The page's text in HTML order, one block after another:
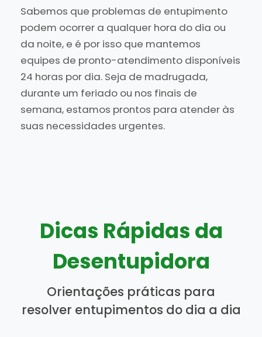
Sabemos que problemas de entupimento
podem ocorrer a qualquer hora do dia ou
da noite, e é por isso que mantemos
equipes de pronto-atendimento disponíveis
24 horas por dia. Seja de madrugada,
durante um feriado ou nos finais de
semana, estamos prontos para atender às
suas necessidades urgentes.
Dicas Rápidas da
Desentupidora
Orientações práticas para
resolver entupimentos do dia a dia